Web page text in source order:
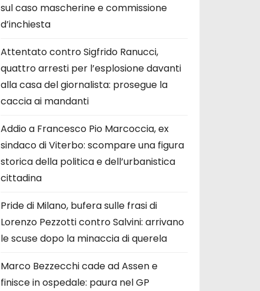
sul caso mascherine e commissione
d’inchiesta
Attentato contro Sigfrido Ranucci,
quattro arresti per l’esplosione davanti
alla casa del giornalista: prosegue la
caccia ai mandanti
Addio a Francesco Pio Marcoccia, ex
sindaco di Viterbo: scompare una figura
storica della politica e dell’urbanistica
cittadina
Pride di Milano, bufera sulle frasi di
Lorenzo Pezzotti contro Salvini: arrivano
le scuse dopo la minaccia di querela
Marco Bezzecchi cade ad Assen e
finisce in ospedale: paura nel GP